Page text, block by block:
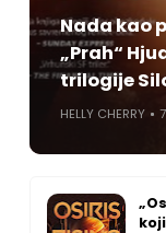
Nada kao
„Prah“
trilogije
HELLY CHERRY